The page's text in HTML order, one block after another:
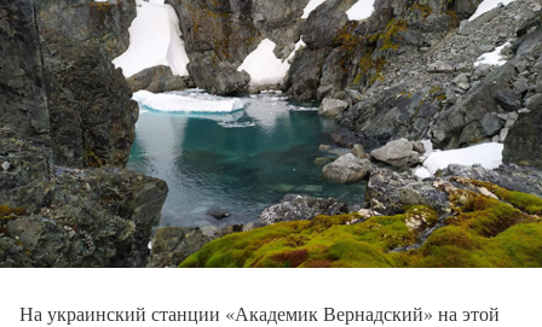
На украинский станции «Академик Вернадский» на этой